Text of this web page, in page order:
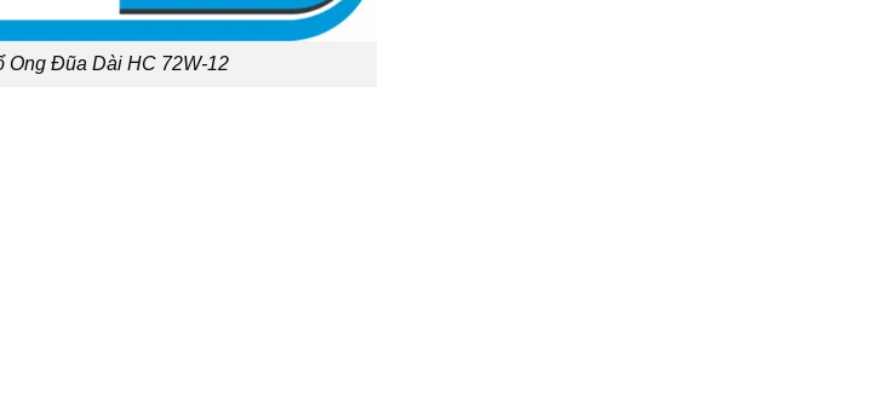
Ong Đũa Dài HC 72W-12